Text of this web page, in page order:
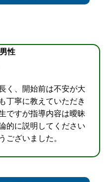
性
く、開始前は不安が大
丁寧に教えていただき
ですが指導内容は曖昧
的に説明してください
ございました。